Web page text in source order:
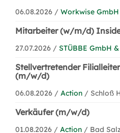
06.08.2026 / Workwise GmbH
Mitarbeiter (w/m/d)
27.07.2026 / STÜBBE GmbH
Stellvertretender Filialleiter
(m/w/d)
06.08.2026 / Action / Schloß
Verkäufer (m/w/d)
01.08.2026 / Action / Bad